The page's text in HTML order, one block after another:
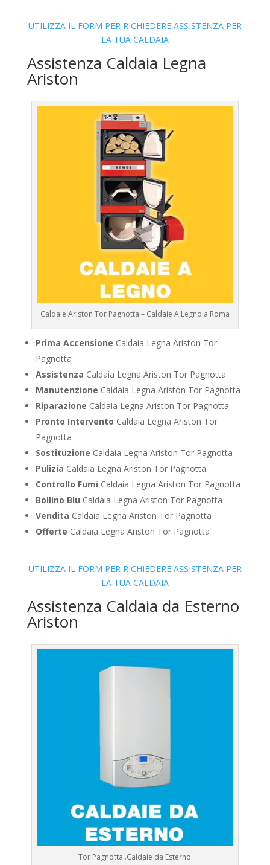
UTILIZZA IL FORM PER RICHIEDERE ASSISTENZA PER
LA TUA CALDAIA
Assistenza Caldaia Legna
Ariston
Caldaie Ariston Tor Pagnotta – Caldaie A Legno a Roma
Prima Accensione Caldaia Legna Ariston Tor
Pagnotta
Assistenza Caldaia Legna Ariston Tor Pagnotta
Manutenzione Caldaia Legna Ariston Tor Pagnotta
Riparazione Caldaia Legna Ariston Tor Pagnotta
Pronto Intervento Caldaia Legna Ariston Tor
Pagnotta
Sostituzione Caldaia Legna Ariston Tor Pagnotta
Pulizia Caldaia Legna Ariston Tor Pagnotta
Controllo Fumi Caldaia Legna Ariston Tor Pagnotta
Bollino Blu Caldaia Legna Ariston Tor Pagnotta
Vendita Caldaia Legna Ariston Tor Pagnotta
Offerte Caldaia Legna Ariston Tor Pagnotta
UTILIZZA IL FORM PER RICHIEDERE ASSISTENZA PER
LA TUA CALDAIA
Assistenza Caldaia da Esterno
Ariston
Tor Pagnotta .Caldaie da Esterno